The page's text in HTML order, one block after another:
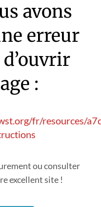
avons
erreur
:
fr/resources/
ou consulter
excellent site !